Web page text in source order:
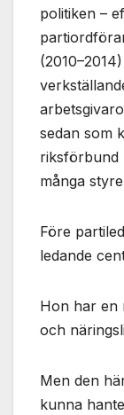
politiken –
sedan som
riksförbund
många
Före
ledande
Hon har en
och
Men den
kunna